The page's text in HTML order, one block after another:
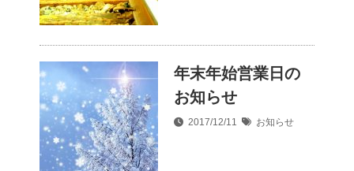
年末年始営業日の
お知らせ
2017/12/11 お知らせ